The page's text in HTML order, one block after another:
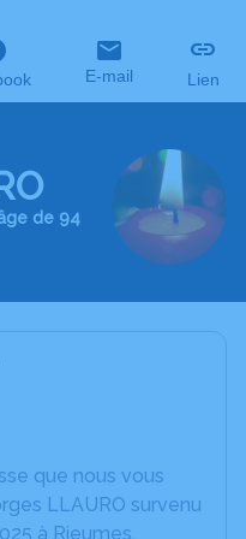
E-mail Lien
de 94
que nous vous
LLAURO survenu
à Rieumes.